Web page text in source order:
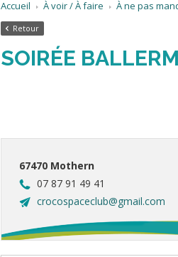
Accueil À voir / À faire À ne pas
Retour
SOIRÉE
67470 Mothern
07 87 91 49 41
crocospaceclub@gmail.com